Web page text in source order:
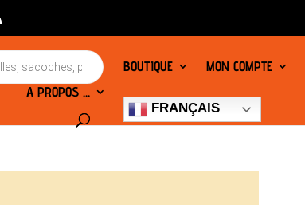
BOUTIQUE MON COMPTE
A PROPOS …
FRANÇAIS